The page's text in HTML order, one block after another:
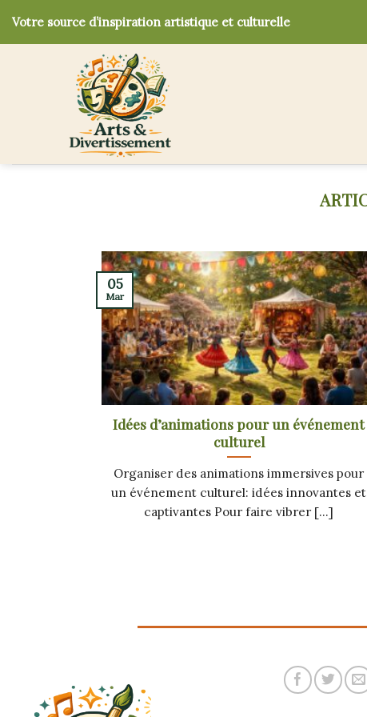
Votre source d’inspiration artistique et culturelle
Idées d’animations pour un événement
culturel
Organiser des animations immersives pour
un événement culturel: idées innovantes et
captivantes Pour faire vibrer [...]
05
Mar